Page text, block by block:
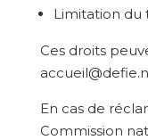
Limitation du
Ces droits
En cas de
Commission